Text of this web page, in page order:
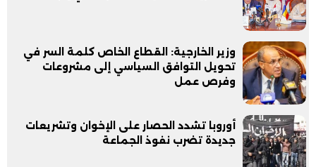
وزير الخارجية: القطاع الخاص كلمة السر في
تحويل التوافق السياسي إلى مشروعات
وفرص عمل
أوروبا تشدد الحصار على الإخوان وتشريعات
جديدة تضرب نفوذ الجماعة